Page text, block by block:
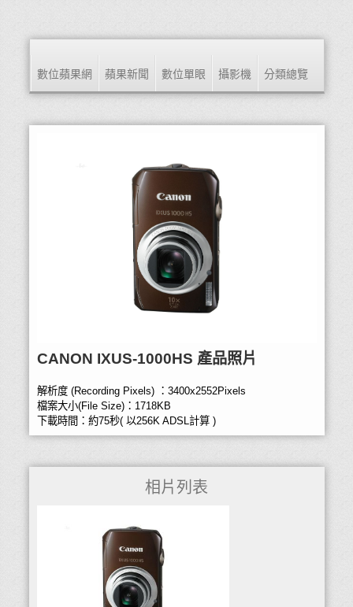
數位蘋果網 蘋果新聞 數位單眼 攝影機 分類總覽
CANON IXUS-1000HS 產品照片
解析度 (Recording Pixels) ：3400x2552Pixels
檔案大小(File Size)：1718KB
下載時間：約75秒( 以256K ADSL計算 )
相片列表